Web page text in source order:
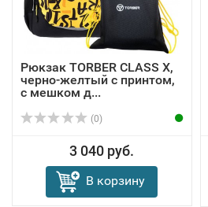
Рюкзак TORBER CLASS X,
черно-желтый с принтом,
c мешком д...
(0)
3 040 руб.
В корзину